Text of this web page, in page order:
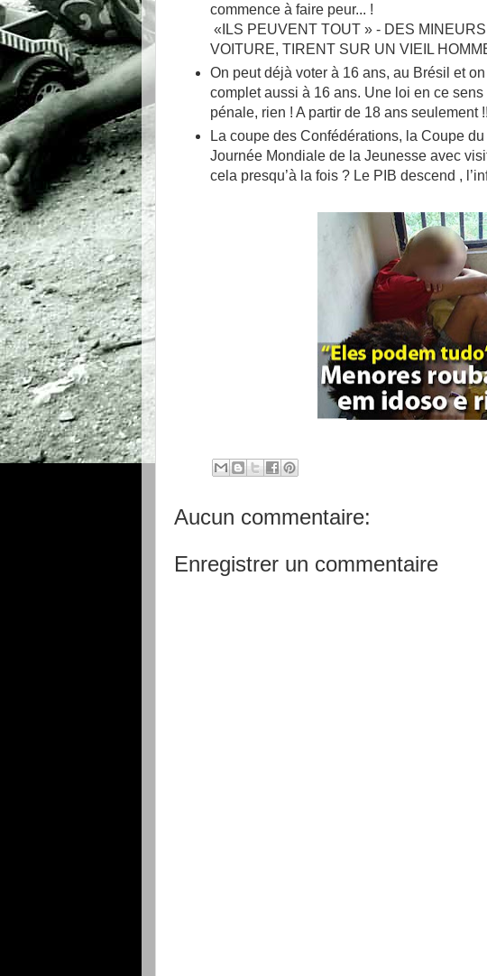
commence à faire peur... !
«ILS PEUVENT TOUT » - DES
VOITURE, TIRENT SUR UN VIEIL
On peut déjà voter à 16 ans, au Brésil et
complet aussi à 16 ans. Une loi en ce
pénale, rien ! A partir de 18 ans seulement !!
La coupe des Confédérations, la Coupe
Journée Mondiale de la Jeunesse avec
cela presqu’à la fois ? Le PIB descend ,
Aucun commentaire:
Enregistrer un commentaire